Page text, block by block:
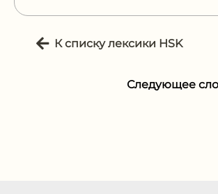
К списку лексики HSK
Следующее